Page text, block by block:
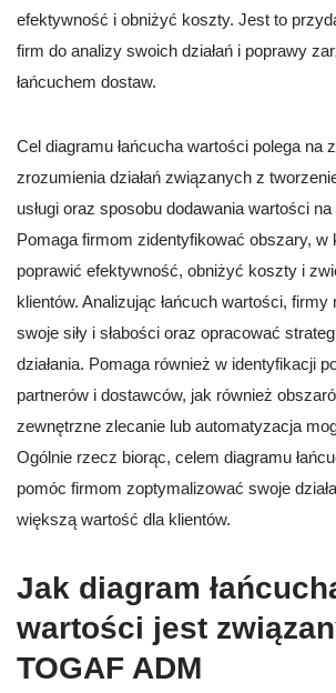
efektywność i obniżyć koszty. Jest to
firm do analizy swoich działań i poprawy
łańcuchem dostaw.
Cel diagramu łańcucha wartości polega na
zrozumienia działań związanych z
usługi oraz sposobu dodawania wartości
Pomaga firmom zidentyfikować obszary, w
poprawić efektywność, obniżyć koszty i
klientów. Analizując łańcuch wartości,
swoje siły i słabości oraz opracować
działania. Pomaga również w identyfikacji
partnerów i dostawców, jak również
zewnętrzne zlecanie lub automatyzacja
Ogólnie rzecz biorąc, celem diagramu
pomóc firmom zoptymalizować swoje
większą wartość dla klientów.
Jak diagram
wartości jest
TOGAF ADM